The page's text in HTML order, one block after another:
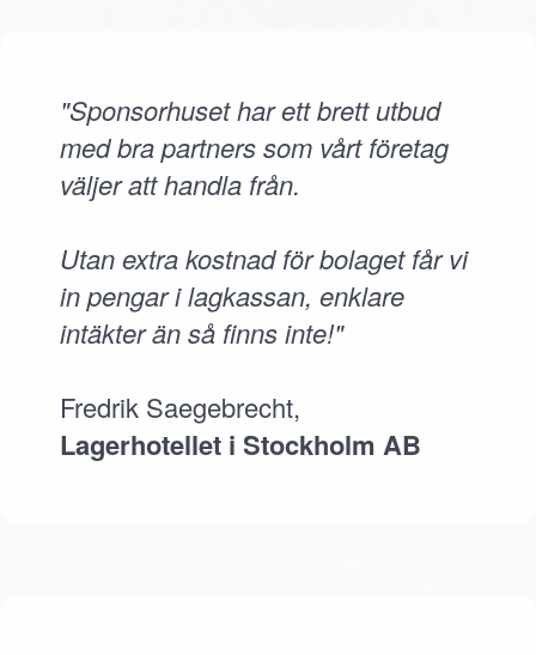
"Sponsorhuset har ett brett utbud
med bra partners som vårt företag
väljer att handla från.
Utan extra kostnad för bolaget får vi
in pengar i lagkassan, enklare
intäkter än så finns inte!"
Fredrik Saegebrecht,
Lagerhotellet i Stockholm AB